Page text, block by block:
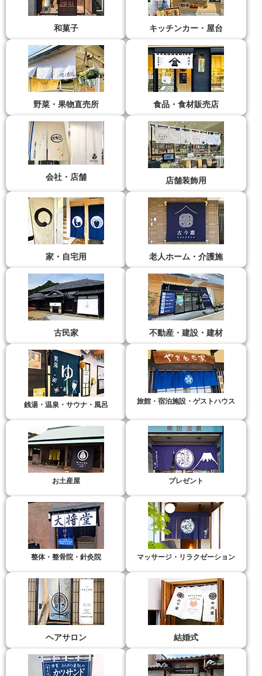
和菓子 キッチンカー・屋台
野菜・果物直売所 食品・食材販売店
会社・店舗 店舗装飾用
家・自宅用 老人ホーム・介護施
古民家 不動産・建設・建材
銭湯・温泉・サウナ・風呂 旅館・宿泊施設・ゲストハウス
お土産屋 プレゼント
整体・整骨院・針灸院 マッサージ・リラクゼーション
ヘアサロン 結婚式